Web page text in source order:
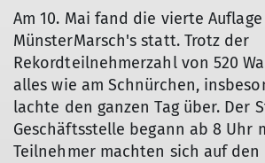
Am 10. Mai fand die vierte
MünsterMarsch's statt. Trotz der
Rekordteilnehmerzahl von 520
alles wie am Schnürchen,
lachte den ganzen Tag über. Der
Geschäftsstelle begann ab 8 Uhr
Teilnehmer machten sich auf den